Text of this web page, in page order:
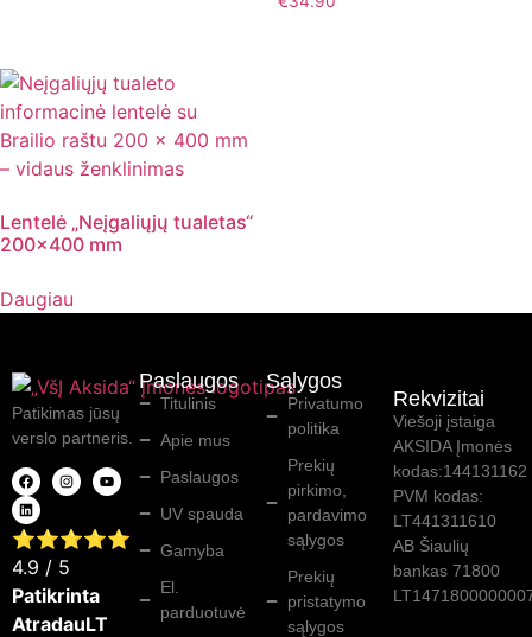
Lentelė „Neįgaliųjų tualetas“
200×400 mm
Daugiau
Patikimas jūsų
verslo partneris.
⭐⭐⭐⭐⭐
4.9 / 5
Patikrinta
AtradauLT
Paslaugos
Titulinis
Apie mus
Paslaugos
UV spauda
Gamyba
El.
parduotuvė
Sąlygos
Privatumo
politika
Prekių
pirkimo,
pardavimo
sąlygos
Prekių
pristatymo
sąlygos
Rekvizitai
Viešoji įstaiga
AKSIDA Įmonės
kodas:144131162
PVM kodas:
LT441311610
AB Šiaulių
bankas 71800